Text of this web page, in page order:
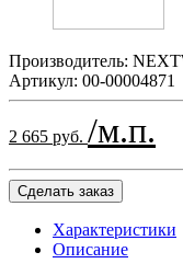
Производитель:
Артикул: 00-00004871
2 665 руб. /м.п.
Сделать заказ
Характеристики
Описание